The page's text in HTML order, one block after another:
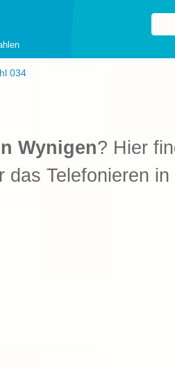
034
Wynigen? Hier
das Telefonieren